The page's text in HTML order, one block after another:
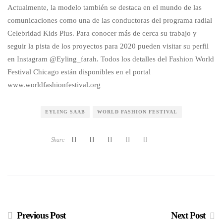
Actualmente, la modelo también se destaca en el mundo de las
comunicaciones como una de las conductoras del programa radial
Celebridad Kids Plus. Para conocer más de cerca su trabajo y
seguir la pista de los proyectos para 2020 pueden visitar su perfil
en Instagram @Eyling_farah. Todos los detalles del Fashion World
Festival Chicago están disponibles en el portal
www.worldfashionfestival.org
EYLING SAAB WORLD FASHION FESTIVAL
Share
Previous Post Next Post